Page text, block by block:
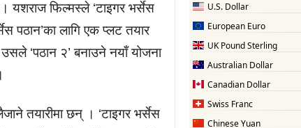
यशराज फिल्मस्ले ‘टाइगर भर्सेस
पठान’का लागि एक प्लट तयार
‘पठान २’ बनाउने नयाँ योजना
तयारीमा छन् । ‘टाइगर भर्सेस